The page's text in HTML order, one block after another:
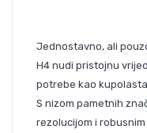
Jednostavno, ali
H4 nudi pristojnu
potrebe kao kupolasta
S nizom pametnih
rezolucijom i